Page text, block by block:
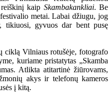
kaip Skambakankliai. Be
metai. Labai džiugu, jog
tikiuosi, gyvuos dar bent pusę
ciklą Vilniaus rotušėje, fotografo
kuriame pristatytas „Skamba
Atlikta atitartinė žiūrovams,
akys ir telefonų kameros
į kitą.